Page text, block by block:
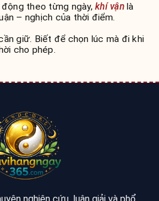
theo từng ngày, khí vậnlà
– nghịch của thời điểm.
giữ. Biết để chọn lúc mà đi khi
cho phép.